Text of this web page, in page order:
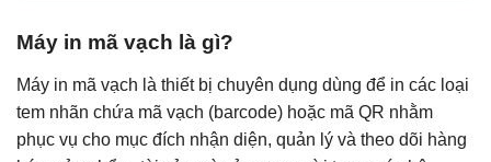
Máy in mã vạch là gì?
Máy in mã vạch là thiết bị chuyên dụng dùng để in các loại
tem nhãn chứa mã vạch (barcode) hoặc mã QR nhằm
phục vụ cho mục đích nhận diện, quản lý và theo dõi hàng